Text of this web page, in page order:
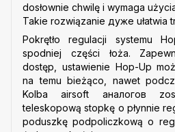
dosłownie chwilę i wymaga
Takie rozwiązanie дуже ułatwia
Pokrętło regulacji systemu
spodniej części łoża.
dostęp, ustawienie Hop-Up
na temu bieżąco, nawet
Kolba airsoft аналогов
teleskopową stopkę o płynnie
poduszkę podpoliczkową o